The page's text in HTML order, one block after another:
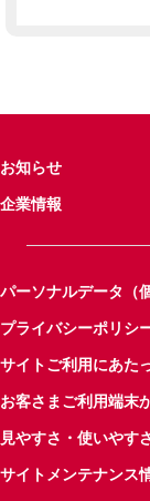
お知らせ
企業情報
パーソナルデータ（
プライバシーポリシ
サイトご利用にあた
お客さまご利用端末
見やすさ・使いやす
サイトメンテナンス